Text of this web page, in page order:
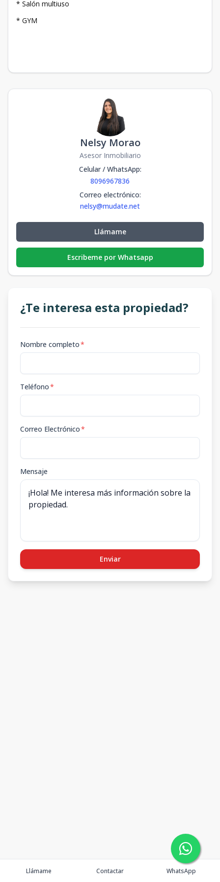
* Salón multiuso
* GYM
Nelsy Morao
Asesor Inmobiliario
Celular / WhatsApp:
8096967836
Correo electrónico:
nelsy@mudate.net
Llámame
Escribeme por Whatsapp
¿Te interesa esta propiedad?
Nombre completo*
Teléfono*
Correo Electrónico*
Mensaje
Enviar
Llámame Contactar WhatsApp